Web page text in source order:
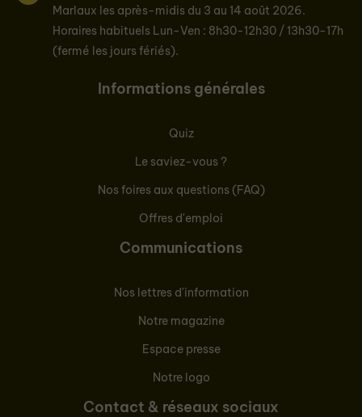
Marlaux les après-midis du 3 au 14 août 2026.
Horaires habituels Lun-Ven : 8h30-12h30 / 13h30-17h
(fermé les jours fériés).
Informations générales
Quiz
Le saviez-vous ?
Nos foires aux questions (FAQ)
Offres d'emploi
Communications
Nos lettres d'information
Notre magazine
Espace presse
Notre logo
Contact & réseaux sociaux